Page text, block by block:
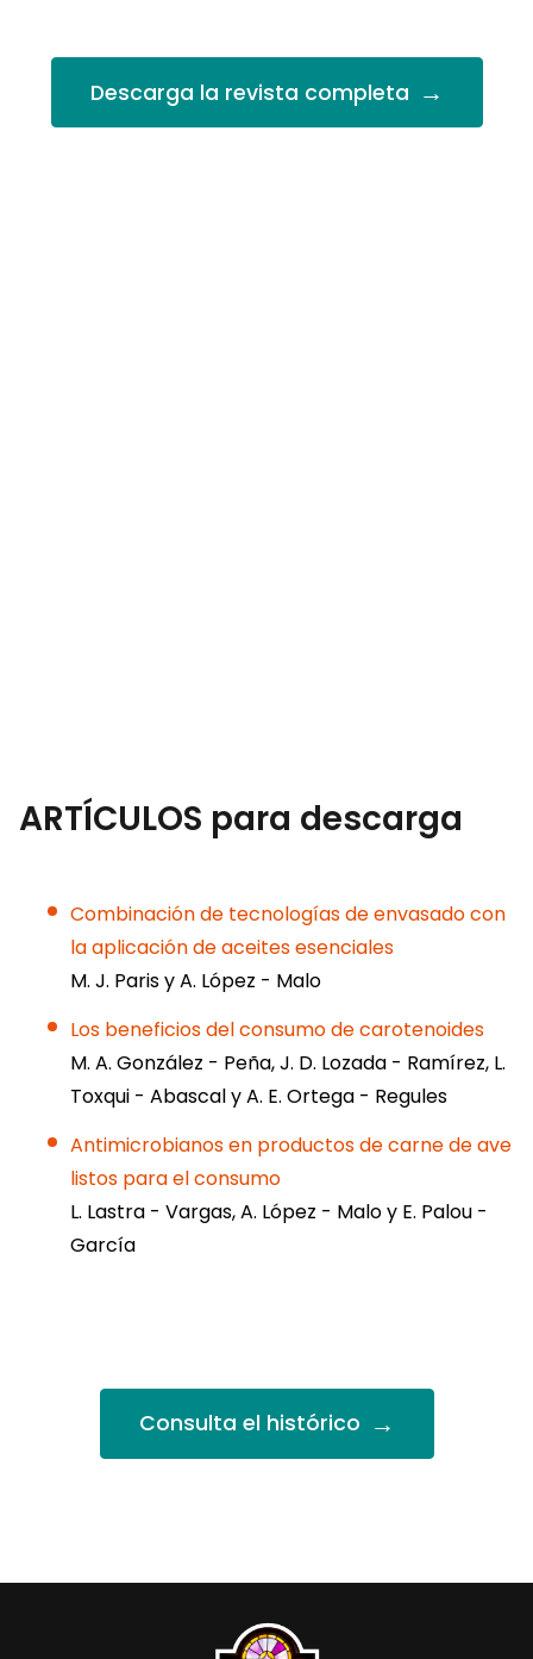
Descarga la revista completa →
ARTÍCULOS para descarga
Combinación de tecnologías de envasado con
la aplicación de aceites esenciales
M. J. Paris y A. López - Malo
Los beneficios del consumo de carotenoides
M. A. González - Peña, J. D. Lozada - Ramírez, L.
Toxqui - Abascal y A. E. Ortega - Regules
Antimicrobianos en productos de carne de ave
listos para el consumo
L. Lastra - Vargas, A. López - Malo y E. Palou -
García
Consulta el histórico →